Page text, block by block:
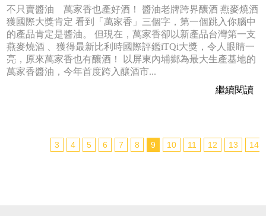
不只賣醬油 萬家香也產好酒！ 醬油老牌跨界釀酒 燕麥燒酒
獲國際大獎肯定 看到「萬家香」三個字，第一個跳入你腦中
的產品肯定是醬油。 但現在，萬家香卻以新產品台灣第一支
燕麥燒酒 、獲得最新比利時國際評鑑iTQi大獎，令人眼睛一
亮，原來萬家香也有釀酒！ 以屏東內埔鄉為最大生產基地的
萬家香醬油，今年首度跨入釀酒市...
繼續閱讀
3 4 5 6 7 8 9 10 11 12 13 14